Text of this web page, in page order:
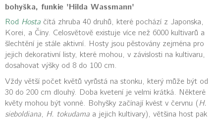
bohyška, funkie 'Hilda Wassmann'
Rod Hosta čítá zhruba 40 druhů, které pochází z Japonska,
Korei, a Číny. Celosvětově existuje více než 6000 kultivarů a
šlechtění je stále aktivní. Hosty jsou pěstovány zejména pro
jejich dekorativní listy, které mohou, v závislosti na kultivaru,
dosahovat výšky od 8 do 100 cm.
Vždy větší počet květů vyrůstá na stonku, který může být od
30 do 200 cm dlouhý. Doba kvetení je velmi krátká. Některé
květy mohou být vonné. Bohyšky začínají kvést v červnu (H.
sieboldiana, H. tokudama a jejich kultivary), většina host pak